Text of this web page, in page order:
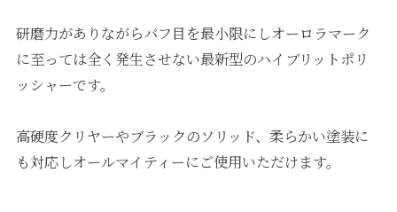
研磨力がありながらバフ目を最小限にしオーロラマーク
に至っては全く発生させない最新型のハイブリットポリ
ッシャーです。
高硬度クリヤーやブラックのソリッド、柔らかい塗装に
も対応しオールマイティーにご使用いただけます。